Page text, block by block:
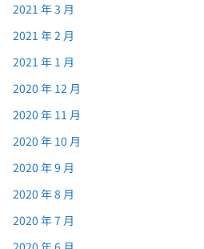
2021 年 3 月
2021 年 2 月
2021 年 1 月
2020 年 12 月
2020 年 11 月
2020 年 10 月
2020 年 9 月
2020 年 8 月
2020 年 7 月